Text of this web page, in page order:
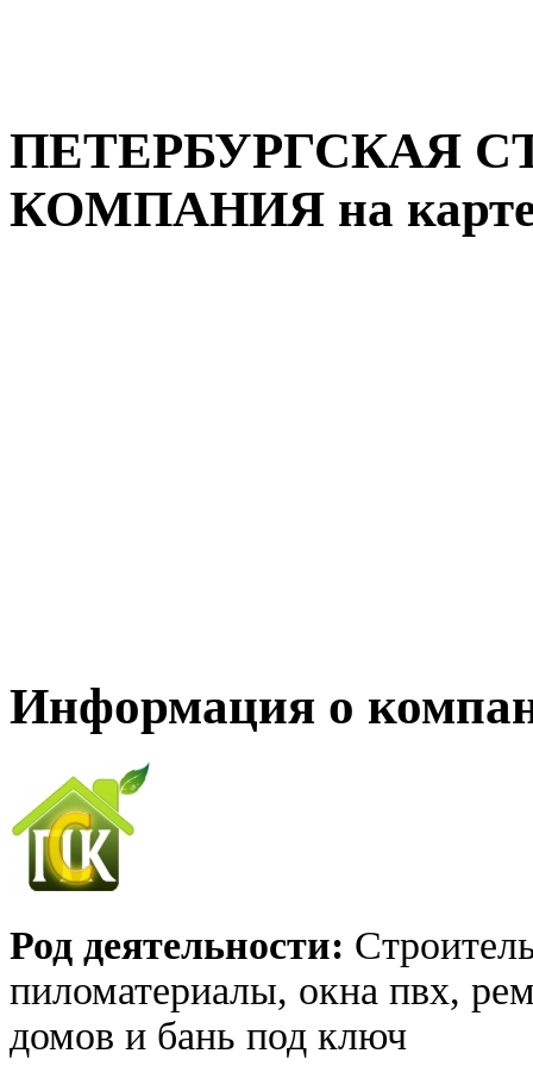
ПЕТЕРБУРГСКАЯ
КОМПАНИЯ на
Информация о
Род деятельности:
пиломатериалы, окна пвх,
домов и бань под ключ